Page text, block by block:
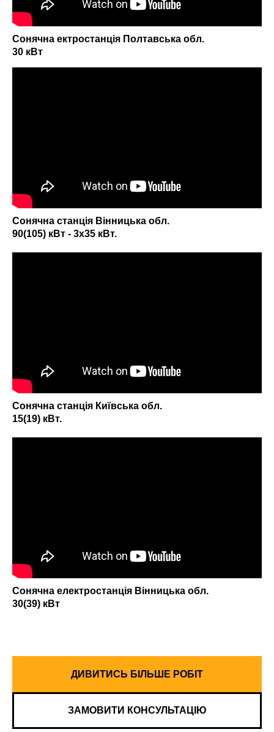
Сонячна ектростанція Полтавська обл.
30 кВт
Сонячна станція Вінницька обл.
90(105) кВт - 3х35 кВт.
Сонячна станція Київська обл.
15(19) кВт.
Сонячна електростанція Вінницька обл.
30(39) кВт
ДИВИТИСЬ БІЛЬШЕ РОБІТ
ЗАМОВИТИ КОНСУЛЬТАЦІЮ
Енергоефективність